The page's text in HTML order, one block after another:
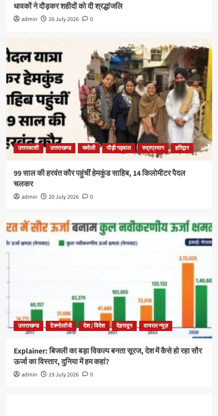
धावकों ने दौड़कर शहीदों को दी श्रद्धांजलि
admin 26 July 2026 0
उत्तरकाशी उत्तराखण्ड चमोली पौड़ी गढ़वाल रुद्रप्रयाग हरिद्वार
99 साल की हरवंत कौर पहुंचीं हेमकुंड साहिब, 14 किलोमीटर पैदल
चलकर
admin 20 July 2026 0
उत्तराखण्ड टेक्नोलॉजी देश / विदेश देहरादून वायरल न्यूज़
Explainer: बिजली का बड़ा विकल्प बनता सूरज, देश में कैसे हो रहा सौर
ऊर्जा का विस्तार, दुनिया में हम कहां?
admin 19 July 2026 0